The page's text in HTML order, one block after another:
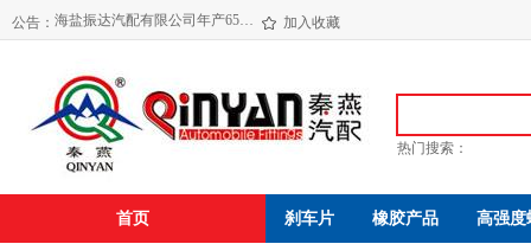
公告： 操作手册
海盐振达汽配有限公司年产650万件发动机减震垫易地技改项目环境影响报告书( 报 批 稿 )
加入收藏
热门搜索：
首页 刹车片 橡胶产品 高强度